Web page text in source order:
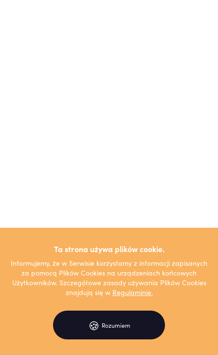
Ta strona używa plików cookie.
Informujemy, że w Serwisie korzystamy z informacji zapisanych
za pomocą Plików Cookies na urządzeniach końcowych
Użytkowników. Szczegółowe zasady używania Plików Cookies
znajdują się w Regulaminie.
🍪 Rozumiem